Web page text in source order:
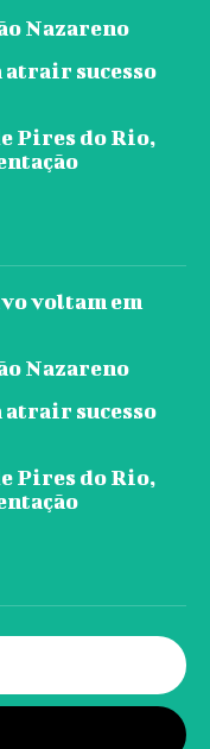
Nazareno
atrair sucesso
Pires do Rio,
voltam em
Nazareno
atrair sucesso
Pires do Rio,